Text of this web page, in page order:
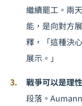
繼續罷工。兩
能，是向對方
釋，「這種決
展示。」
戰爭可以是理
段落。